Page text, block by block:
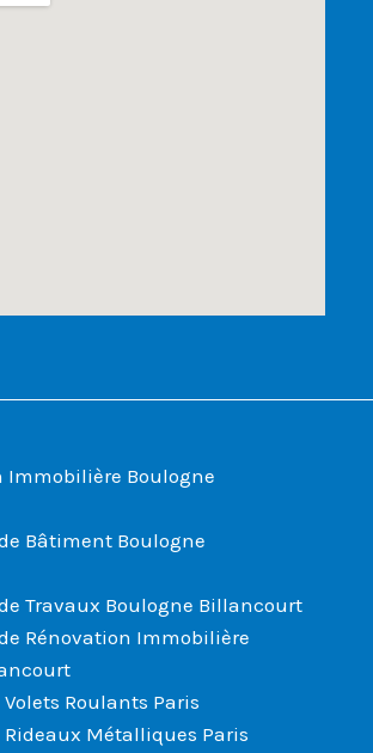
Immobilière Boulogne
Bâtiment Boulogne
Travaux Boulogne Billancourt
Rénovation Immobilière
Roulants Paris
Métalliques Paris